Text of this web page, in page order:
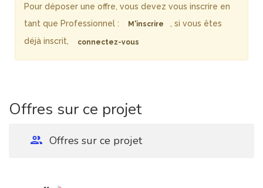
Pour déposer une offre, vous devez vous inscrire en
tant que Professionnel :
M'inscrire
, si vous êtes
déjà inscrit,
connectez-vous
Offres sur ce projet
Offres sur ce projet